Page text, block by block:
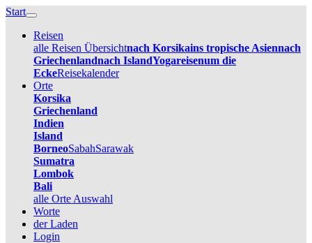
Start
Reisen
alle Reisen Übersichtnach Korsikains tropische Asiennach
Griechenlandnach IslandYogareisenum die
EckeReisekalender
Orte
Korsika
Griechenland
Indien
Island
BorneoSabahSarawak
Sumatra
Lombok
Bali
alle Orte Auswahl
Worte
der Laden
Login